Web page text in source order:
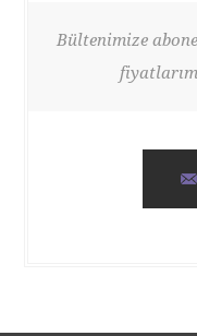
Bültenimize